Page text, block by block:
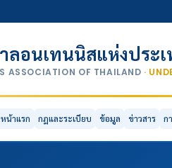
ลอนเทนนิสแห่งประ
ASSOCIATION OF THAILAND ·
หน้าแรก กฎและระเบียบ ข้อมูล ข่าวสาร ก